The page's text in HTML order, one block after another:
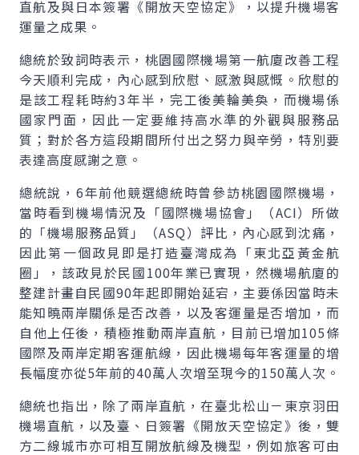
直航及與日本簽署《開放天空協定》，以提升機場客
運量之成果。
總統於致詞時表示，桃園國際機場第一航廈改善工程
今天順利完成，內心感到欣慰、感激與感慨。欣慰的
是該工程耗時約3年半，完工後美輪美奐，而機場係
國家門面，因此一定要維持高水準的外觀與服務品
質；對於各方這段期間所付出之努力與辛勞，特別要
表達高度感謝之意。
總統說，6年前他競選總統時曾參訪桃園國際機場，
當時看到機場情況及「國際機場協會」（ACI）所做
的「機場服務品質」（ASQ）評比，內心感到沈痛，
因此第一個政見即是打造臺灣成為「東北亞黃金航
圈」，該政見於民國100年業已實現，然機場航廈的
整建計畫自民國90年起即開始延宕，主要係因當時未
能知曉兩岸關係是否改善，以及客運量是否增加，而
自他上任後，積極推動兩岸直航，目前已增加105條
國際及兩岸定期客運航線，因此機場每年客運量的增
長幅度亦從5年前的40萬人次增至現今的150萬人次。
總統也指出，除了兩岸直航，在臺北松山－東京羽田
機場直航，以及臺、日簽署《開放天空協定》後，雙
方二線城市亦可相互開放航線及機型，例如旅客可由